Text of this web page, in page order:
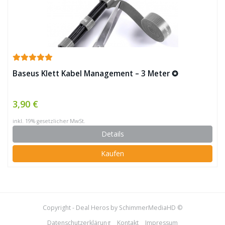
Baseus Klett Kabel Management – 3 Meter ✪
3,90 €
inkl. 19% gesetzlicher MwSt.
Details
Kaufen
Copyright - Deal Heros by SchimmerMediaHD ©
Datenschutzerklärung
Kontakt Impressum